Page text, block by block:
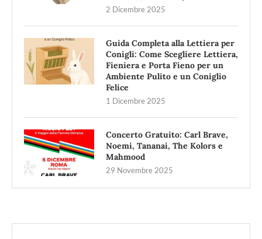
2 Dicembre 2025
Guida Completa alla Lettiera per
Conigli: Come Scegliere Lettiera,
Fieniera e Porta Fieno per un
Ambiente Pulito e un Coniglio
Felice
1 Dicembre 2025
Concerto Gratuito: Carl Brave,
Noemi, Tananai, The Kolors e
Mahmood
29 Novembre 2025